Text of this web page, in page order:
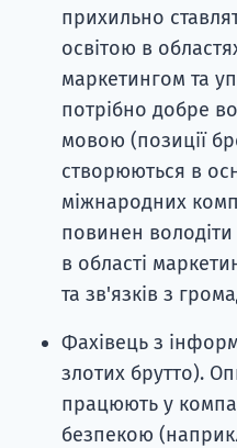
прихильно
освітою в
маркетингом та
потрібно добре
мовою (позиції
створюються в
міжнародних
повинен
в області
та зв'язків з
Фахівець з
злотих брутто).
працюють у
безпекою